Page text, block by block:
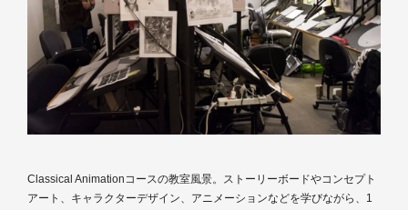
Classical Animationコースの教室風景。ストーリーボードやコンセプト
アート、キャラクターデザイン、アニメーションなどを学びながら、1